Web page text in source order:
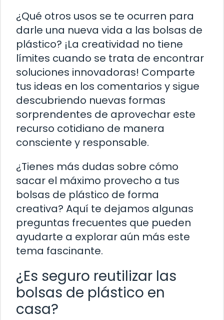
¿Qué otros usos se te ocurren para
darle una nueva vida a las bolsas de
plástico? ¡La creatividad no tiene
límites cuando se trata de encontrar
soluciones innovadoras! Comparte
tus ideas en los comentarios y sigue
descubriendo nuevas formas
sorprendentes de aprovechar este
recurso cotidiano de manera
consciente y responsable.
¿Tienes más dudas sobre cómo
sacar el máximo provecho a tus
bolsas de plástico de forma
creativa? Aquí te dejamos algunas
preguntas frecuentes que pueden
ayudarte a explorar aún más este
tema fascinante.
¿Es seguro reutilizar las
bolsas de plástico en
casa?